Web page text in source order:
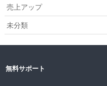
売上アップ
未分類
無料サポート